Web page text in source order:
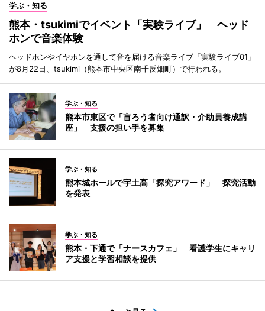
学ぶ・知る
熊本・tsukimiでイベント「実験ライブ」 ヘッド
ホンで音楽体験
ヘッドホンやイヤホンを通して音を届ける音楽ライブ「実験ライブ01」
が8月22日、tsukimi（熊本市中央区南千反畑町）で行われる。
学ぶ・知る
熊本市東区で「盲ろう者向け通訳・介助員養成講
座」 支援の担い手を募集
学ぶ・知る
熊本城ホールで宇土高「探究アワード」 探究活動
を発表
学ぶ・知る
熊本・下通で「ナースカフェ」 看護学生にキャリ
ア支援と学習相談を提供